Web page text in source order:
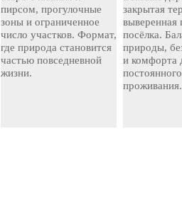
пирсом, прогулочные
зоны и ограниченное
число участков. Формат,
где природа становится
частью повседневной
жизни.
закрытая
выверенная
посёлка.
природы,
и комфорта
постоянного
проживания.